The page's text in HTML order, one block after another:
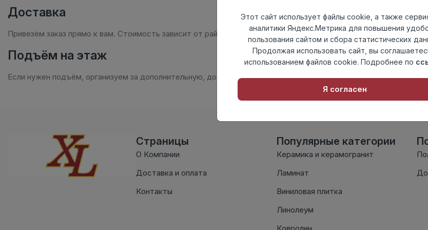
Доставка
Привезём заказ прямо к вам. Стоимость зависит от района — уточним при оформлении. Продажа
Подъём на этаж
Если нужен подъём, организуем за дополнительную, доступную плату.
Страницы
О Компании
Доставка и оплата
Контакты
Популярные категории
Керамика и керамогранит
Ламинат
Виниловая плитка
Линолеум
Этот сайт использует файлы cookie, а также
аналитики Яндекс.Метрика для повышения
пользования сайтом и сбора статистических
Продолжая использовать сайт, вы
использованием файлов cookie. Подробнее по
Я согласен